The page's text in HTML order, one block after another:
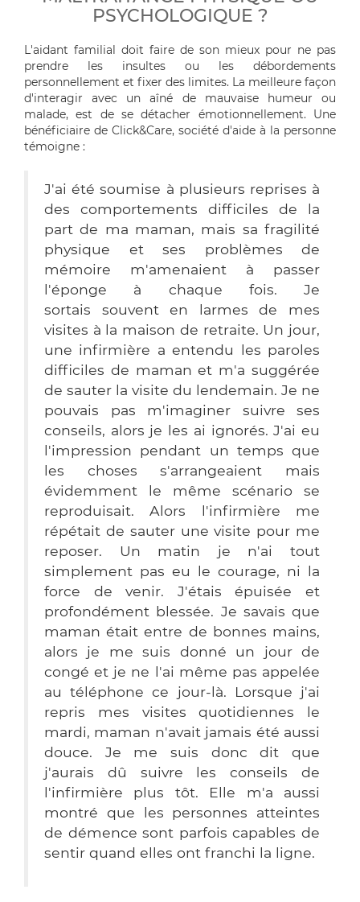
PSYCHOLOGIQUE ?
L'aidant familial doit faire de son mieux pour ne pas
prendre les insultes ou les débordements
personnellement et fixer des limites. La meilleure façon
d'interagir avec un aîné de mauvaise humeur ou
malade, est de se détacher émotionnellement. Une
bénéficiaire de Click&Care, société d'aide à la personne
témoigne :
J'ai été soumise à plusieurs reprises à
des comportements difficiles de la
part de ma maman, mais sa fragilité
physique et ses problèmes de
mémoire m'amenaient à passer
l'éponge à chaque fois. Je
sortais souvent en larmes de mes
visites à la maison de retraite. Un jour,
une infirmière a entendu les paroles
difficiles de maman et m'a suggérée
de sauter la visite du lendemain. Je ne
pouvais pas m'imaginer suivre ses
conseils, alors je les ai ignorés. J'ai eu
l'impression pendant un temps que
les choses s'arrangeaient mais
évidemment le même scénario se
reproduisait. Alors l'infirmière me
répétait de sauter une visite pour me
reposer. Un matin je n'ai tout
simplement pas eu le courage, ni la
force de venir. J'étais épuisée et
profondément blessée. Je savais que
maman était entre de bonnes mains,
alors je me suis donné un jour de
congé et je ne l'ai même pas appelée
au téléphone ce jour-là. Lorsque j'ai
repris mes visites quotidiennes le
mardi, maman n'avait jamais été aussi
douce. Je me suis donc dit que
j'aurais dû suivre les conseils de
l'infirmière plus tôt. Elle m'a aussi
montré que les personnes atteintes
de démence sont parfois capables de
sentir quand elles ont franchi la ligne.